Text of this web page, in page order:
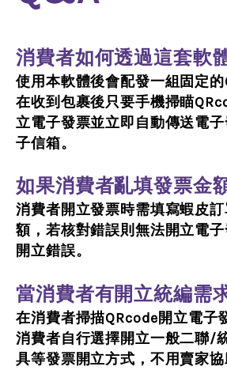
消費者如何透過這套軟
使用本軟體後會配發一組固定
在收到包裹後只要手機掃瞄
立電子發票並立即自動傳送電
子信箱。
如果消費者亂填發票金
消費者開立發票時需填寫蝦皮
額，若核對錯誤則無法開立電
開立錯誤。
當消費者有開立統編需
在消費者掃描QRcode開立電子
消費者自行選擇開立一般二聯/
具等發票開立方式，不用賣家協